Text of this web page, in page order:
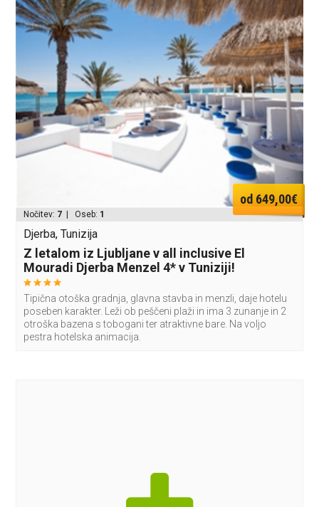
od 649,00€
Nočitev: 7 | Oseb: 1
Djerba, Tunizija
Z letalom iz Ljubljane v all inclusive El
Mouradi Djerba Menzel 4* v Tuniziji!
Tipična otoška gradnja, glavna stavba in menzli, daje hotelu
poseben karakter. Leži ob peščeni plaži in ima 3 zunanje in 2
otroška bazena s tobogani ter atraktivne bare. Na voljo
pestra hotelska animacija.